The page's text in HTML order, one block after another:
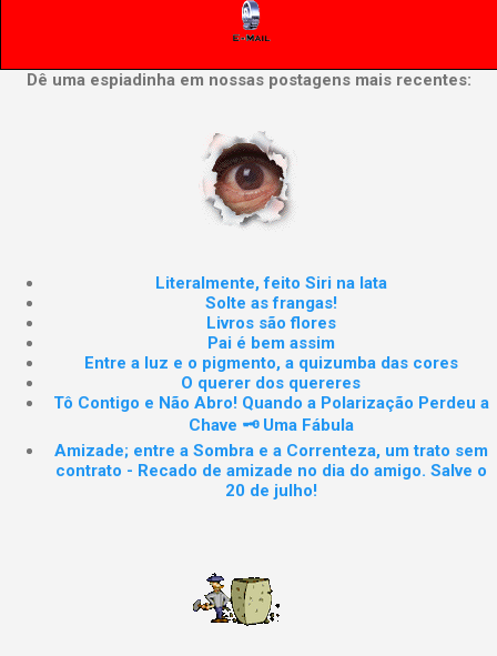
Dê uma espiadinha em nossas postagens mais recentes:
Literalmente, feito Siri na lata
Solte as frangas!
Livros são flores
Pai é bem assim
Entre a luz e o pigmento, a quizumba das cores
O querer dos quereres
Tô Contigo e Não Abro! Quando a Polarização Perdeu a
Chave 🗝️ Uma Fábula
Amizade; entre a Sombra e a Correnteza, um trato sem
contrato - Recado de amizade no dia do amigo. Salve o
20 de julho!